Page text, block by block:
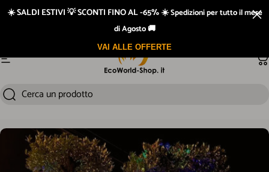
Vai direttamente ai contenuti
Navigazione del sito
CercaCerca un prodotto
☀️ SALDI ESTIVI 💡 SCONTI FINO AL -65% ☀️Spedizioni per tutto il mese
di Agosto 🚚
VAI ALLE OFFERTE